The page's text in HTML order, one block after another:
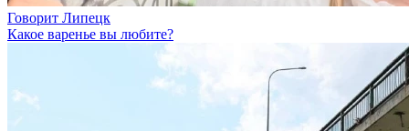
Говорит Липецк
Какое варенье вы любите?